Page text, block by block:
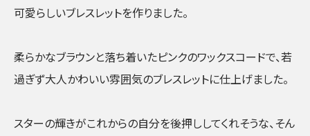
可愛らしいブレスレットを作りました。
柔らかなブラウンと落ち着いたピンクのワックスコードで、若
過ぎず大人かわいい雰囲気のブレスレットに仕上げました。
スターの輝きがこれからの自分を後押ししてくれそうな、そん